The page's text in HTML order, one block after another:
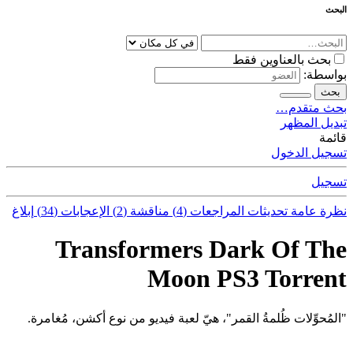
البحث
بحث بالعناوين فقط
بواسطة:
بحث
بحث متقدم…
تبديل المظهر
قائمة
تسجيل الدخول
تسجيل
نظرة عامة تحديثات المراجعات (4) مناقشة (2) الإعجابات (34) إبلاغ
Transformers Dark Of The
Moon PS3 Torrent
"المُحوِّلات ظُلمةُ القمر"، هيّ لعبة فيديو من نوع أكشن، مُغامرة.